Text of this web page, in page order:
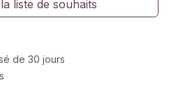
liste de souhaits
de 30 jours